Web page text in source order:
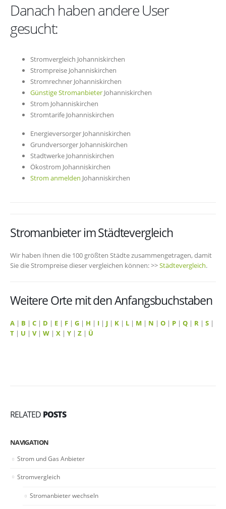
Danach haben andere User
gesucht:
Stromvergleich Johanniskirchen
Strompreise Johanniskirchen
Stromrechner Johanniskirchen
Günstige Stromanbieter Johanniskirchen
Strom Johanniskirchen
Stromtarife Johanniskirchen
Energieversorger Johanniskirchen
Grundversorger Johanniskirchen
Stadtwerke Johanniskirchen
Ökostrom Johanniskirchen
Strom anmelden Johanniskirchen
Stromanbieter im Städtevergleich
Wir haben Ihnen die 100 größten Städte zusammengetragen, damit
Sie die Strompreise dieser vergleichen können: >>Städtevergleich.
Weitere Orte mit den Anfangsbuchstaben
A | B | C | D | E | F | G | H | I | J | K | L | M | N | O | P | Q | R | S |
T | U | V| W | X | Y | Z | Ü
RELATED POSTS
NAVIGATION
Strom und Gas Anbieter
Stromvergleich
Stromanbieter wechseln